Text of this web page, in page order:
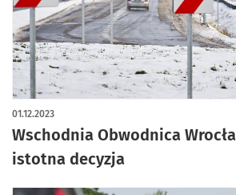
Wschodnia Obwodnica
istotna decyzja
01.12.2023